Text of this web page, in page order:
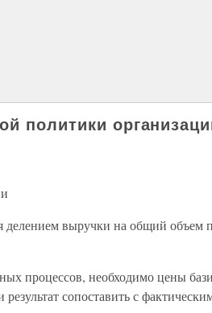
политики
делением выручки на общий объем
процессов, необходимо цены
сопоставить с